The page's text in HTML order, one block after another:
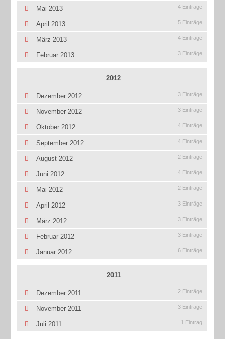
Mai 2013 4 Einträge
April 2013 5 Einträge
März 2013 4 Einträge
Februar 2013 3 Einträge
2012
Dezember 2012 3 Einträge
November 2012 3 Einträge
Oktober 2012 4 Einträge
September 2012 4 Einträge
August 2012 2 Einträge
Juni 2012 4 Einträge
Mai 2012 2 Einträge
April 2012 3 Einträge
März 2012 3 Einträge
Februar 2012 3 Einträge
Januar 2012 6 Einträge
2011
Dezember 2011 2 Einträge
November 2011 3 Einträge
Juli 2011 1 Eintrag